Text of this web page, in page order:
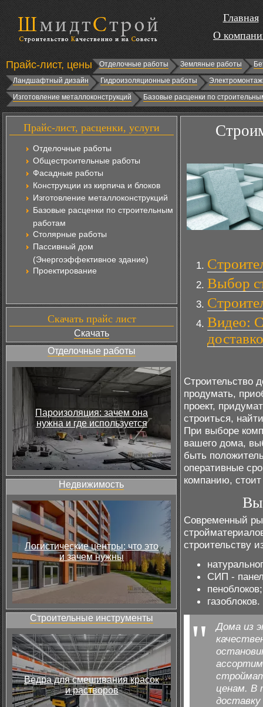
Главная
О
Прайс-лист, цены Отделочные работы Земляные работы
Ландшафтный дизайн
Гидроизоляционные работы
Изготовление металлоконструкций
Базовые расценки по
Прайс-лист, расценки, услуги
Отделочные работы
Общестроительные работы
Фасадные работы
Конструкции из кирпича и блоков
Изготовление металлоконструкций
Базовые расценки по строительным
работам
Столярные работы
Пассивный дом
(Энергоэффективное здание)
Проектирование
Скачать прайс лист
Скачать
Отделочные работы
Пароизоляция: зачем она
нужна и где используется
Недвижимость
Логистические центры: что это
и зачем нужны
Строительные инструменты
Ведра для смешивания красок
и растворов
Выбор
Видео:
Строительство
продумать,
проект,
строиться,
При выборе
вашего дома,
быть
оперативные
компанию,
Современный
строительству
СИП -
пеноблоков;
газоблоков.
Дома из
ценам. В